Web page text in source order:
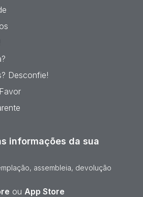
Desconfie!
informações da sua
assembleia, devolução
ou App Store